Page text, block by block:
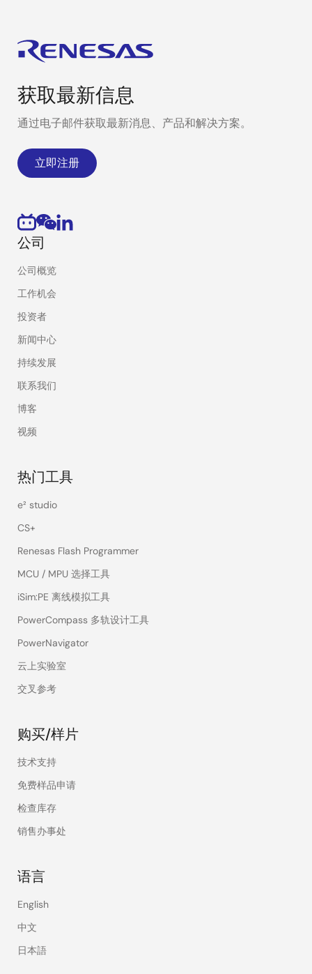
获取最新信息
通过电子邮件获取最新消息、产品和解决方案。
立即注册
公司
公司概览
工作机会
投资者
新闻中心
持续发展
联系我们
博客
视频
热门工具
e² studio
CS+
Renesas Flash Programmer
MCU / MPU 选择工具
iSim:PE 离线模拟工具
PowerCompass 多轨设计工具
PowerNavigator
云上实验室
交叉参考
购买/样片
技术支持
免费样品申请
检查库存
销售办事处
语言
English
中文
日本語